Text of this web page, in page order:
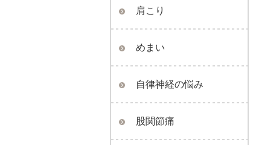
肩こり
めまい
自律神経の悩み
股関節痛